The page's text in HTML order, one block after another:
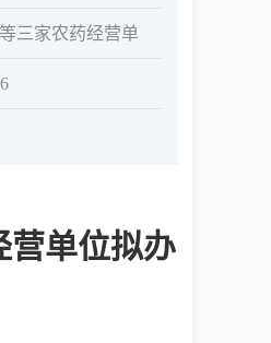
三家农药经营单
营单位拟办